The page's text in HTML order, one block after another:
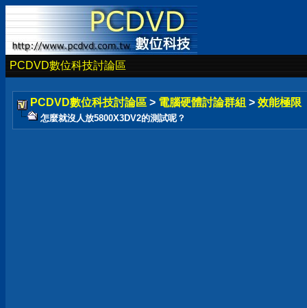
PCDVD數位科技討論區
PCDVD數位科技討論區 > 電腦硬體討論群組 > 效能極限
怎麼就沒人放5800X3DV2的測試呢？